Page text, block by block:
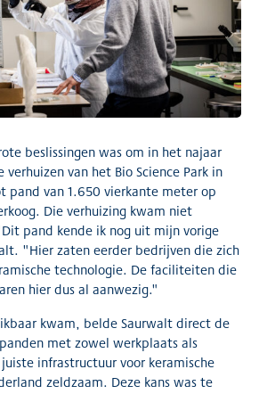
beslissingen was om in het najaar
van het Bio Science Park in
pand van 1.650 vierkante meter op
Die verhuizing kwam niet
pand kende ik nog uit mijn vorige
"Hier zaten eerder bedrijven die zich
technologie. De faciliteiten die
hier dus al aanwezig."
kwam, belde Saurwalt direct de
met zowel werkplaats als
infrastructuur voor keramische
zeldzaam. Deze kans was te